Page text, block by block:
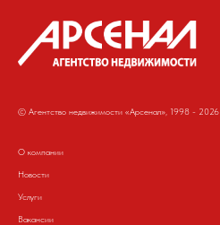
© Агентство недвижимости «Арсенал», 1998 - 2026
О компании
Новости
Услуги
Вакансии